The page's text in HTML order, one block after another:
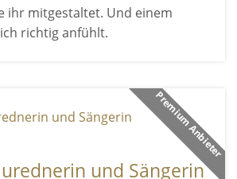
ihr mitgestaltet. Und einem
richtig anfühlt.
Premium Anbieter
und Sängerin